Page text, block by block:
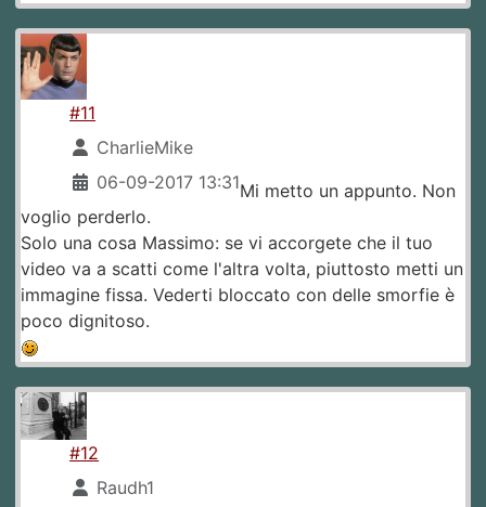
#11
CharlieMike
06-09-2017 13:31Mi metto un appunto. Non
voglio perderlo.
Solo una cosa Massimo: se vi accorgete che il tuo
video va a scatti come l'altra volta, piuttosto metti un
immagine fissa. Vederti bloccato con delle smorfie è
poco dignitoso.
#12
Raudh1